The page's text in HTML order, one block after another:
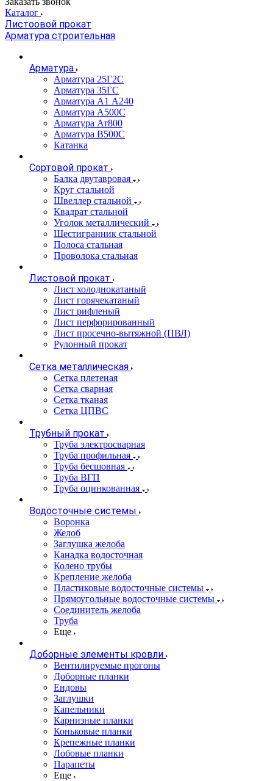
Каталог
Листоовой прокат
Арматура строительная
Арматура
Арматура 25Г2С
Арматура 35ГС
Арматура А1 А240
Арматура А500С
Арматура Ат800
Арматура В500С
Катанка
Сортовой прокат
Балка двутавровая
Круг стальной
Швеллер стальной
Квадрат стальной
Уголок металлический
Шестигранник стальной
Полоса стальная
Проволока стальная
Листовой прокат
Лист холоднокатаный
Лист горячекатаный
Лист рифленый
Лист перфорированный
Лист просечно-вытяжной (ПВЛ)
Рулонный прокат
Сетка металлическая
Сетка плетеная
Сетка сварная
Сетка тканая
Сетка ЦПВС
Трубный прокат
Труба электросварная
Труба профильная
Труба бесшовная
Труба ВГП
Труба оцинкованная
Водосточные системы
Воронка
Желоб
Заглушка желоба
Канадка водосточная
Колено трубы
Крепление желоба
Пластиковые водосточные системы
Прямоугольные водосточные системы
Соединитель желоба
Труба
Еще
Доборные элементы кровли
Вентилируемые прогоны
Доборные планки
Ендовы
Заглушки
Капельники
Карнизные планки
Коньковые планки
Крепежные планки
Лобовые планки
Парапеты
Еще